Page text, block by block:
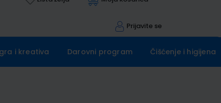
Prijavite se
i kreativa Darovni program Čišćenje i higijena